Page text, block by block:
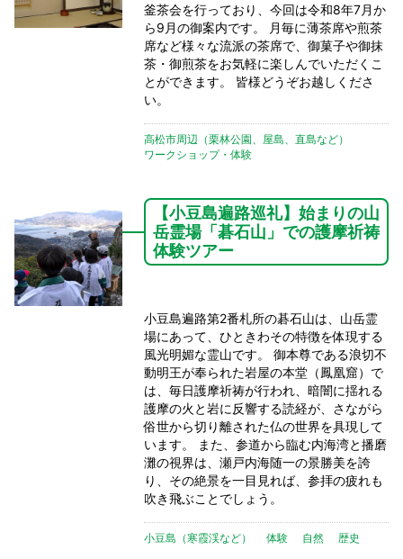
釜茶会を行っており、今回は令和8年7月か
ら9月の御案内です。 月毎に薄茶席や煎茶
席など様々な流派の茶席で、御菓子や御抹
茶・御煎茶をお気軽に楽しんでいただくこ
とができます。 皆様どうぞお越しくださ
い。
高松市周辺（栗林公園、屋島、直島など）
ワークショップ・体験
【小豆島遍路巡礼】始まりの山
岳霊場「碁石山」での護摩祈祷
体験ツアー
小豆島遍路第2番札所の碁石山は、山岳霊
場にあって、ひときわその特徴を体現する
風光明媚な霊山です。 御本尊である浪切不
動明王が奉られた岩屋の本堂（鳳凰窟）で
は、毎日護摩祈祷が行われ、暗闇に揺れる
護摩の火と岩に反響する読経が、さながら
俗世から切り離された仏の世界を具現して
います。 また、参道から臨む内海湾と播磨
灘の視界は、瀬戸内海随一の景勝美を誇
り、その絶景を一目見れば、参拝の疲れも
吹き飛ぶことでしょう。
小豆島（寒霞渓など） 体験 自然 歴史